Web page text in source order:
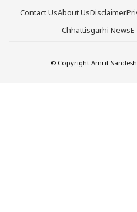
Contact UsAbout UsDisclaimer
Chhattisgarhi News
© Copyright Amrit Sandesh